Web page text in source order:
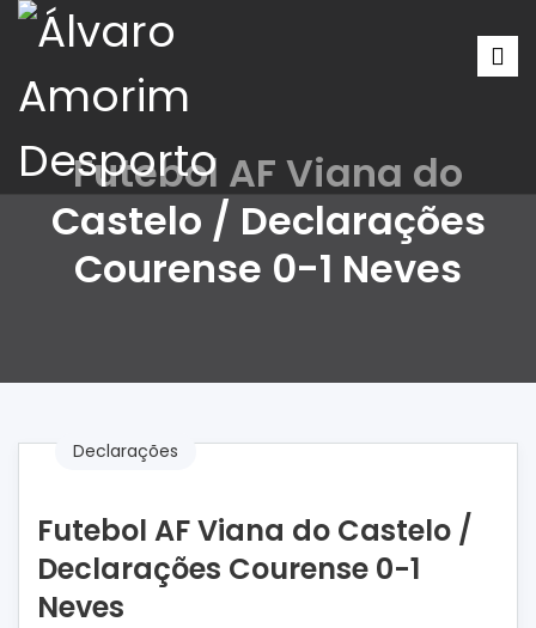
Futebol AF Viana do
Castelo / Declarações
Courense 0-1 Neves
Declarações
Futebol AF Viana do Castelo /
Declarações Courense 0-1
Neves